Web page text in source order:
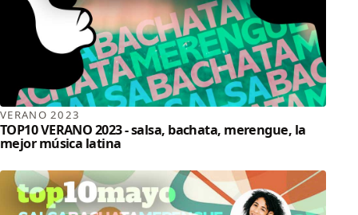
VERANO 2023
TOP10 VERANO 2023 - salsa, bachata, merengue, la
mejor música latina